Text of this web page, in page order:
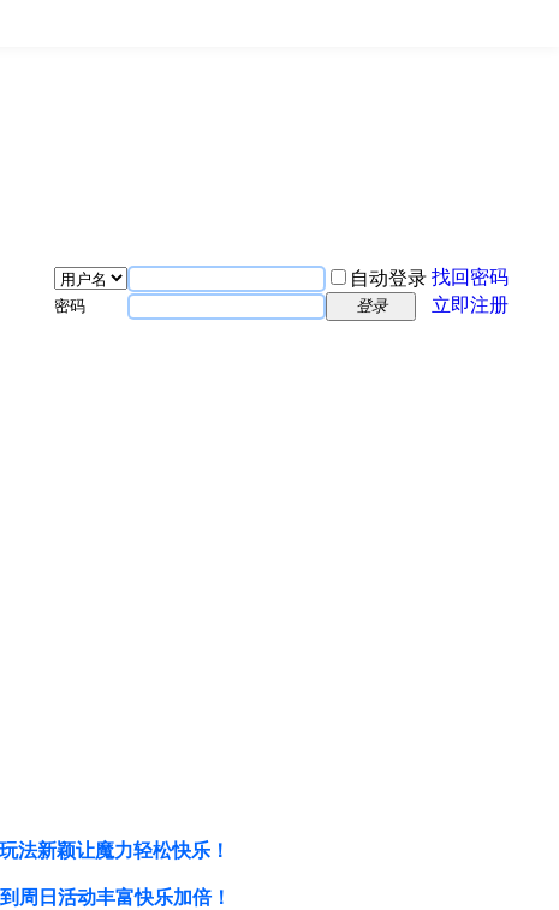
自动登录 找回密码
密码 登录 立即注册
玩法新颖让魔力轻松快乐！
周日活动丰富快乐加倍！